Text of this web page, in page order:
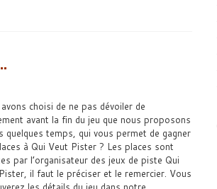
choisi de ne pas dévoiler de
avant la fin du jeu que nous proposons
quelques temps, qui vous permet de gagner
à Qui Veut Pister ? Les places sont
par l’organisateur des jeux de piste Qui
il faut le préciser et le remercier. Vous